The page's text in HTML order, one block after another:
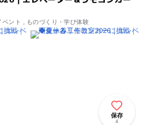
ント , ものづくり・学び体験
保存
4